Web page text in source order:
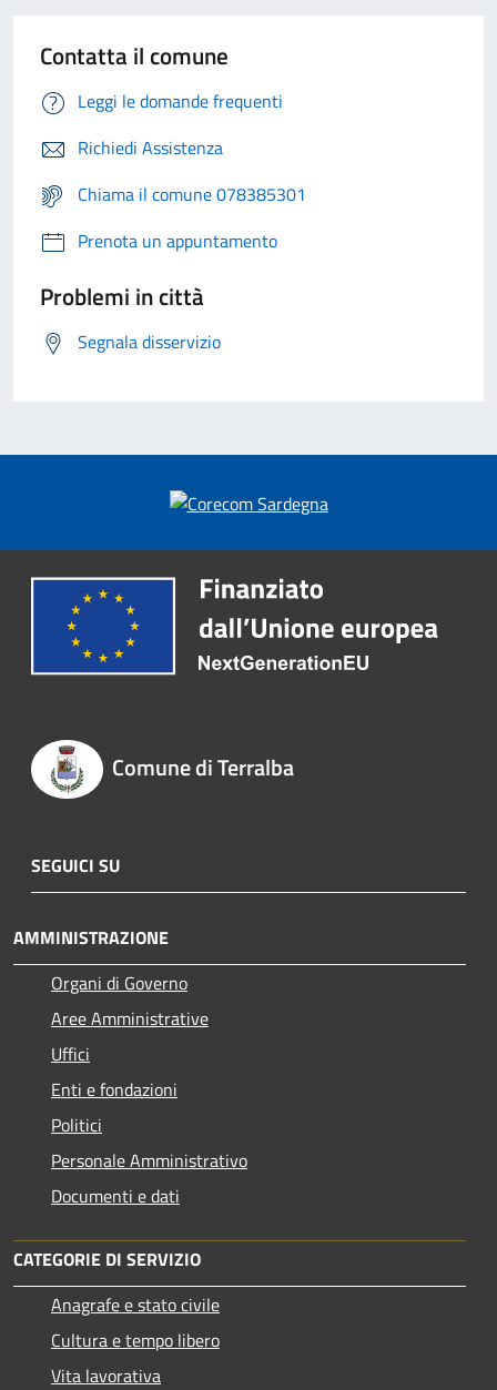
Contatta il comune
Leggi le domande frequenti
Richiedi Assistenza
Chiama il comune 078385301
Prenota un appuntamento
Problemi in città
Segnala disservizio
Comune di Terralba
SEGUICI SU
AMMINISTRAZIONE
Organi di Governo
Aree Amministrative
Uffici
Enti e fondazioni
Politici
Personale Amministrativo
Documenti e dati
CATEGORIE DI SERVIZIO
Anagrafe e stato civile
Cultura e tempo libero
Vita lavorativa